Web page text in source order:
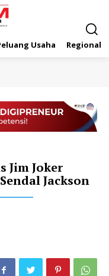
Usaha Regional
Jim Joker
Jackson